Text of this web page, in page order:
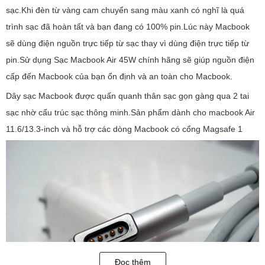
sạc.Khi đèn từ vàng cam chuyển sang màu xanh có nghĩ là quá
trình sạc đã hoàn tất và bạn đang có 100% pin.Lúc này Macbook
sẽ dùng điện nguồn trực tiếp từ sạc thay vì dùng điện trực tiếp từ
pin.Sử dụng Sạc Macbook Air 45W chính hãng sẽ giúp nguồn điện
cấp đến Macbook của bạn ổn định và an toàn cho Macbook.
Dây sạc Macbook được quấn quanh thân sạc gọn gàng qua 2 tai
sạc nhờ cấu trúc sạc thông minh.Sản phẩm dành cho macbook Air
11.6/13.3-inch và hỗ trợ các dòng Macbook có cổng Magsafe 1
Đọc thêm